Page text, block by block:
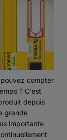
compter
? C'est
depuis
grande
importante